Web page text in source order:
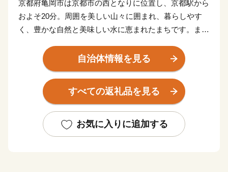
京都府亀岡市は京都市の西となりに位置し、京都駅から
およそ20分。周囲を美しい山々に囲まれ、暮らしやす
く、豊かな自然と美味しい水に恵まれたまちです。ま
ど日本の歴史が変わる発信点となったまちでもありま
秋から春にかけては、亀岡盆地一帯に発生する「丹波
霧」が、亀岡を象徴する風景として知られています。特
しく、絶景をお楽しみいただけます。
自治体情報を見る
すべての返礼品を見る
お気に入りに追加する